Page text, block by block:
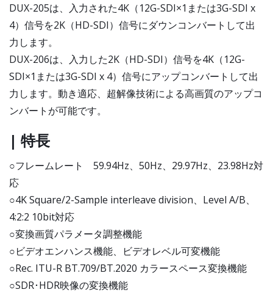
DUX-205は、入力された4K（12G-SDI×1または3G-SDI x
4）信号を2K（HD-SDI）信号にダウンコンバートして出
力します。
DUX-206は、入力した2K（HD-SDI）信号を4K（12G-
SDI×1または3G-SDI x 4）信号にアップコンバートして出
力します。動き適応、超解像技術による高画質のアップコ
ンバートが可能です。
| 特長
○フレームレート 59.94Hz、50Hz、29.97Hz、23.98Hz対
応
○4K Square/2-Sample interleave division、Level A/B、
4:2:2 10bit対応
○変換画質パラメータ調整機能
○ビデオエンハンス機能、ビデオレベル可変機能
○Rec. ITU-R BT.709/BT.2020 カラースペース変換機能
○SDR･HDR映像の変換機能